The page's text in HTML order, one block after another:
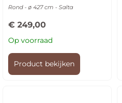
Rond - ø 427 cm - Salta
€ 249,00
Op voorraad
Product bekijken